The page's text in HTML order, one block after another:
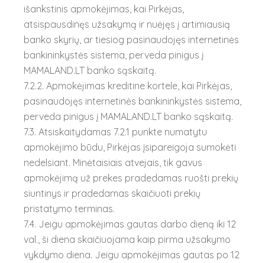
išankstinis apmokėjimas, kai Pirkėjas,
atsispausdinęs užsakymą ir nuėjęs į artimiausią
banko skyrių, ar tiesiog pasinaudojęs internetinės
bankininkystės sistema, perveda pinigus į
MAMALAND.LT banko sąskaitą.
7.2.2. Apmokėjimas kreditine kortele, kai Pirkėjas,
pasinaudojęs internetinės bankininkystės sistema,
perveda pinigus į MAMALAND.LT banko sąskaitą.
7.3. Atsiskaitydamas 7.2.1 punkte numatytu
apmokėjimo būdu, Pirkėjas įsipareigoja sumokėti
nedelsiant. Minėtaisiais atvejais, tik gavus
apmokėjimą už prekes pradedamas ruošti prekių
siuntinys ir pradedamas skaičiuoti prekių
pristatymo terminas.
7.4. Jeigu apmokėjimas gautas darbo dieną iki 12
val., ši diena skaičiuojama kaip pirma užsakymo
vykdymo diena. Jeigu apmokėjimas gautas po 12